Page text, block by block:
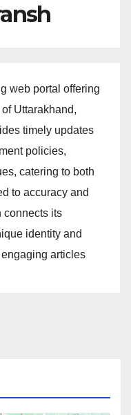
web portal offering
Uttarakhand,
timely updates
policies,
catering to both
to accuracy and
connects its
identity and
articles